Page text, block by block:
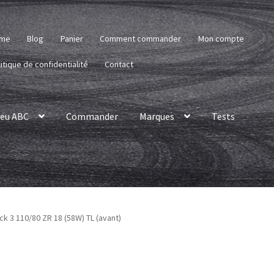
Blog Panier Comment commander Mon compte
de confidentialité Contact
ABC Commander Marques Tests
3 110/80 ZR 18 (58W) TL (avant)